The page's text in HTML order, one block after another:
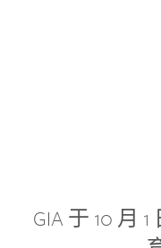
GIA 于 10 月